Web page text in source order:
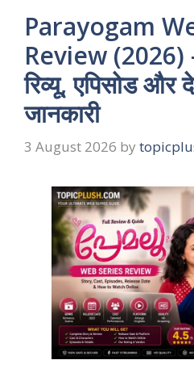
Parayogam
Review (2026)
रिव्यू, एपिसोड और
जानकारी
3 August 2026 by